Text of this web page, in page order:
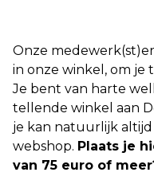
Onze
in onze winkel, om je
Je bent van harte
tellende winkel aan
je kan natuurlijk
webshop. Plaats je
van 75 euro of